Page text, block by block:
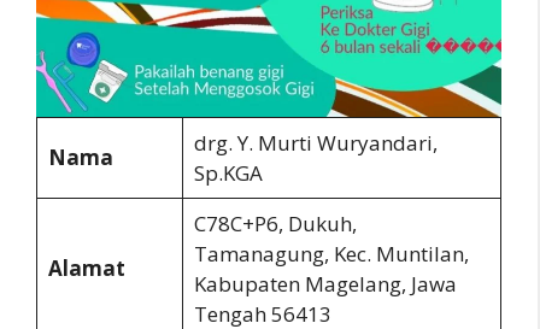
Nama
drg. Y. Murti Wuryandari,
Sp.KGA
Alamat
C78C+P6, Dukuh,
Tamanagung, Kec. Muntilan,
Kabupaten Magelang, Jawa
Tengah 56413